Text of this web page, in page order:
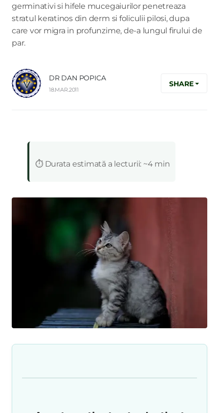
germinativi si hifele mucegaiurilor penetreaza
stratul keratinos din derm si foliculii pilosi, dupa
care vor migra in profunzime, de-a lungul firului de
par.
DR DAN POPICA
18.MAR.2011
SHARE
⏱️ Durata estimată a lecturii: ~4 min